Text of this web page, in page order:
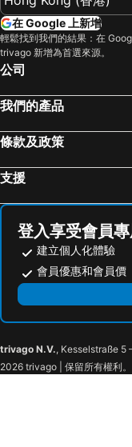
礁溪帥王溫泉飯店
Hotel Valletta
悅川酒店
Artch Inn
和斯頓精緻溫泉旅館
Ruo Shui Hotspring
礁溪多愛溫泉會館
Gamalan Spring Hotel
No. 9 Hotel
Yunoyado Onsen-
Seven Fukun Hotel
烏來溫泉
捷運中山站
大安森林公園
台中一中商圈
內湖區
桃園火車站
九份
饒河街觀光夜市
萬華區
新北投
新竹火車站
宜蘭烏石港
宜蘭傳統藝術中心
在 Google 上新增
輕鬆找到我們的結果：在
trivago 新增為首選來源。
公司
我們的產品
條款及政策
支援
登入享受會員
建立個人化體驗
會員優惠和會員價
trivago N.V., Kesselstraße 5
2026 trivago | 保留所有權利。